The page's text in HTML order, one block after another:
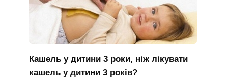
Кашель у дитини 3 роки, ніж лікувати
кашель у дитини 3 років?